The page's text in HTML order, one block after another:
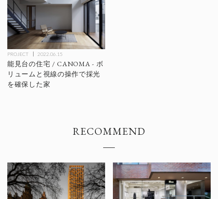
PROJECT 2022.06.15
能見台の住宅 / CANOMA - ボ
リュームと視線の操作で採光
を確保した家
RECOMMEND